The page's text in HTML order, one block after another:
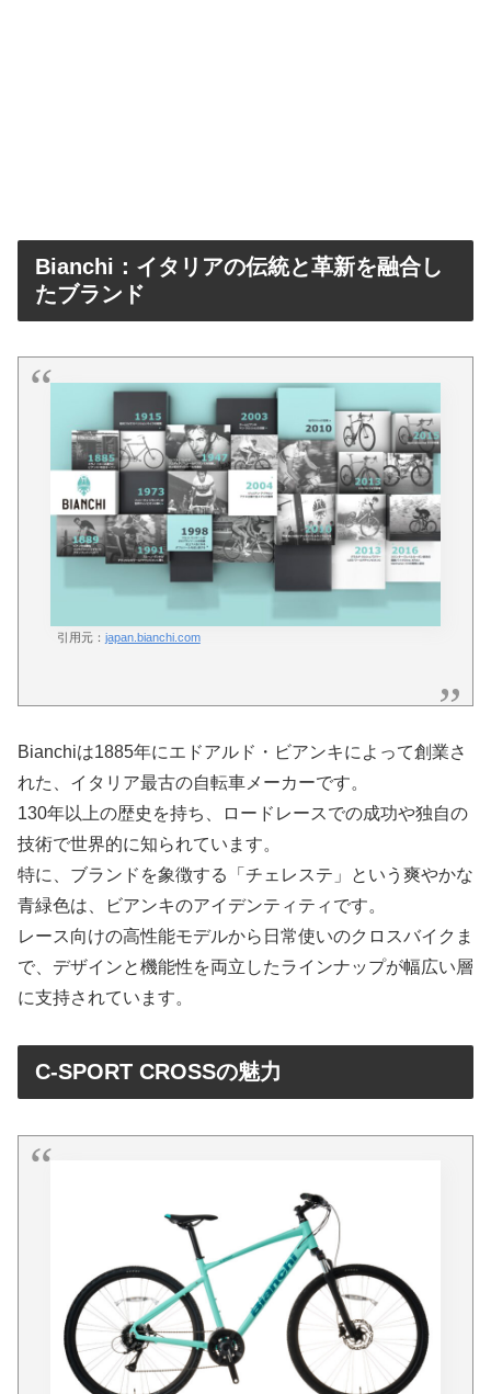
Bianchi：イタリアの伝統と革新を融合し
たブランド
引用元： japan.bianchi.com
Bianchiは1885年にエドアルド・ビアンキによって創業さ
れた、イタリア最古の自転車メーカーです。
130年以上の歴史を持ち、ロードレースでの成功や独自の
技術で世界的に知られています。
特に、ブランドを象徴する「チェレステ」という爽やかな
青緑色は、ビアンキのアイデンティティです。
レース向けの高性能モデルから日常使いのクロスバイクま
で、デザインと機能性を両立したラインナップが幅広い層
に支持されています。
C-SPORT CROSSの魅力